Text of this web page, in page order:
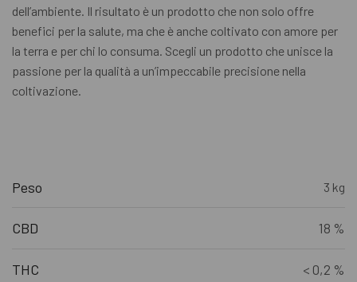
dell’ambiente. Il risultato è un prodotto che non solo offre
benefici per la salute, ma che è anche coltivato con amore per
la terra e per chi lo consuma. Scegli un prodotto che unisce la
passione per la qualità a un’impeccabile precisione nella
coltivazione.
Peso 3 kg
CBD 18 %
THC < 0,2 %